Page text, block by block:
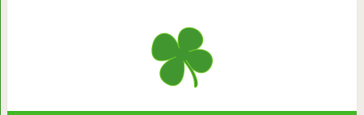
Такой тип женщин всегда